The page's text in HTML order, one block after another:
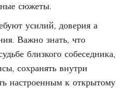
сюжеты.
усилий, доверия а
Важно знать, что
близкого собеседника,
сохранять внутри
настроенным к открытому